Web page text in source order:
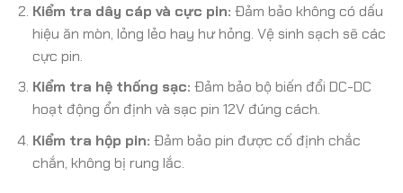
Kiểm tra dây cáp và cực pin: Đảm bảo không có dấu
hiệu ăn mòn, lỏng lẻo hay hư hỏng. Vệ sinh sạch sẽ các
cực pin.
Kiểm tra hệ thống sạc: Đảm bảo bộ biến đổi DC-DC
hoạt động ổn định và sạc pin 12V đúng cách.
Kiểm tra hộp pin: Đảm bảo pin được cố định chắc
chắn, không bị rung lắc.